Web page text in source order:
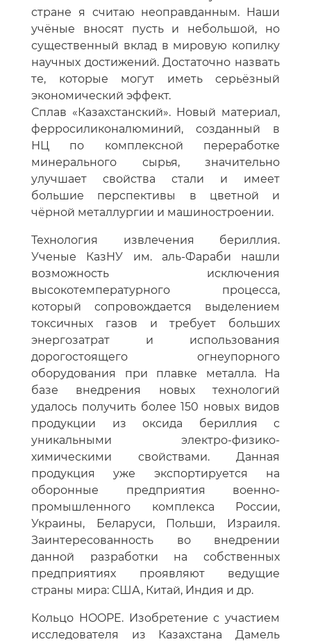
стране я считаю неоправданным. Наши
учёные вносят пусть и небольшой, но
существенный вклад в мировую копилку
научных достижений. Достаточно назвать
те, которые могут иметь серьёзный
экономический эффект.
Сплав «Казахстанский». Новый материал,
ферросиликоналюминий, созданный в
НЦ по комплексной переработке
минерального сырья, значительно
улучшает свойства стали и имеет
большие перспективы в цветной и
чёрной металлургии и машиностроении.
Технология извлечения бериллия.
Ученые КазНУ им. аль-Фараби нашли
возможность исключения
высокотемпературного процесса,
который сопровождается выделением
токсичных газов и требует больших
энергозатрат и использования
дорогостоящего огнеупорного
оборудования при плавке металла. На
базе внедрения новых технологий
удалось получить более 150 новых видов
продукции из оксида бериллия с
уникальными электро-физико-
химическими свойствами. Данная
продукция уже экспортируется на
оборонные предприятия военно-
промышленного комплекса России,
Украины, Беларуси, Польши, Израиля.
Заинтересованность во внедрении
данной разработки на собственных
предприятиях проявляют ведущие
страны мира: США, Китай, Индия и др.
Кольцо HOOPE. Изобретение с участием
исследователя из Казахстана Дамель